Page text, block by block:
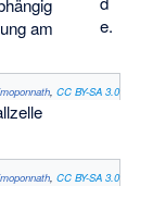
e.
, CC BY-SA 3.0
am
, CC BY-SA 3.0